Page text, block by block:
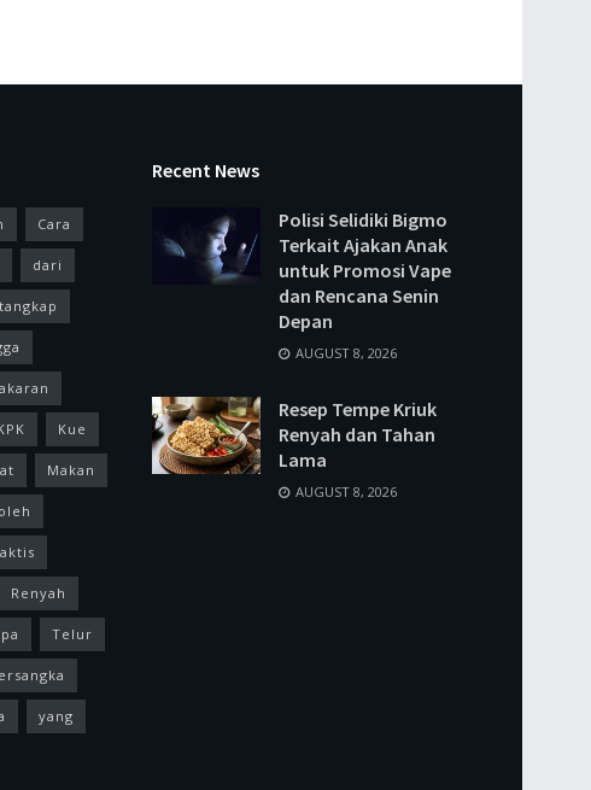
Cara
dari
Kue
Makan
oleh
Renyah
Telur
yang
Recent News
Polisi Selidiki Bigmo
Terkait Ajakan Anak
untuk Promosi Vape
dan Rencana Senin
Depan
AUGUST 8, 2026
Resep Tempe Kriuk
Renyah dan Tahan
Lama
AUGUST 8, 2026